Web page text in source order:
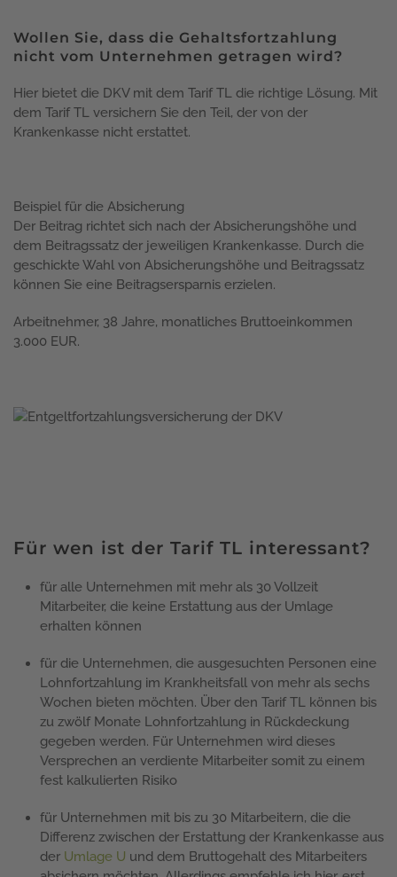
Wollen Sie, dass die Gehaltsfortzahlung
nicht vom Unternehmen getragen wird?
Hier bietet die DKV mit dem Tarif TL die richtige Lösung. Mit
dem Tarif TL versichern Sie den Teil, der von der
Krankenkasse nicht erstattet.
Beispiel für die Absicherung
Der Beitrag richtet sich nach der Absicherungshöhe und
dem Beitragssatz der jeweiligen Krankenkasse. Durch die
geschickte Wahl von Absicherungshöhe und Beitragssatz
können Sie eine Beitragsersparnis erzielen.
Arbeitnehmer, 38 Jahre, monatliches Bruttoeinkommen
3.000 EUR.
Für wen ist der Tarif TL interessant?
für alle Unternehmen mit mehr als 30 Vollzeit
Mitarbeiter, die keine Erstattung aus der Umlage
erhalten können
für die Unternehmen, die ausgesuchten Personen eine
Lohnfortzahlung im Krankheitsfall von mehr als sechs
Wochen bieten möchten. Über den Tarif TL können bis
zu zwölf Monate Lohnfortzahlung in Rückdeckung
gegeben werden. Für Unternehmen wird dieses
Versprechen an verdiente Mitarbeiter somit zu einem
fest kalkulierten Risiko
für Unternehmen mit bis zu 30 Mitarbeitern, die die
Differenz zwischen der Erstattung der Krankenkasse aus
der Umlage U und dem Bruttogehalt des Mitarbeiters